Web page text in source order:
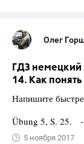
Олег
ГДЗ немецкий
14. Как
Напишите
Übung 5, S. 25. -
5 ноября 2017